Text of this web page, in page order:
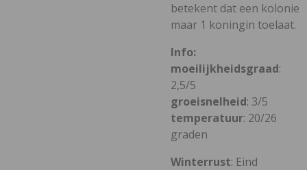
betekent dat een kolonie
maar 1 koningin toelaat.
Info:
moeilijkheidsgraad:
2,5/5
groeisnelheid: 3/5
temperatuur: 20/26
graden
Winterrust: Eind